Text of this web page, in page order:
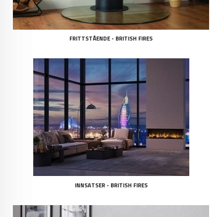
FRITTSTÅENDE - BRITISH FIRES
INNSATSER - BRITISH FIRES